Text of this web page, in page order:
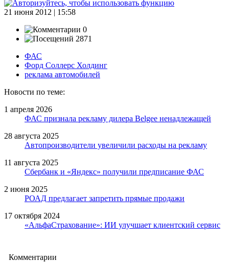
21 июня 2012 | 15:58
0
2871
ФАС
Форд Соллерс Холдинг
реклама автомобилей
Новости по теме:
1 апреля 2026
ФАС признала рекламу дилера Belgee ненадлежащей
28 августа 2025
Автопроизводители увеличили расходы на рекламу
11 августа 2025
Сбербанк и «Яндекс» получили предписание ФАС
2 июня 2025
РОАД предлагает запретить прямые продажи
17 октября 2024
«АльфаСтрахование»: ИИ улучшает клиентский сервис
Комментарии